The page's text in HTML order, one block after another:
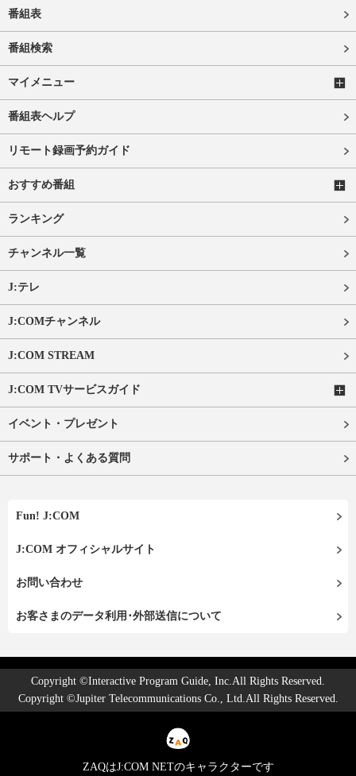
番組表
番組検索
マイメニュー
番組表ヘルプ
リモート録画予約ガイド
おすすめ番組
ランキング
チャンネル一覧
J:テレ
J:COMチャンネル
J:COM STREAM
J:COM TVサービスガイド
イベント・プレゼント
サポート・よくある質問
Fun! J:COM
J:COM オフィシャルサイト
お問い合わせ
お客さまのデータ利用･外部送信について
Copyright ©Interactive Program Guide, Inc.All Rights Reserved.
Copyright ©Jupiter Telecommunications Co., Ltd.All Rights Reserved.
ZAQはJ:COM NETのキャラクターです